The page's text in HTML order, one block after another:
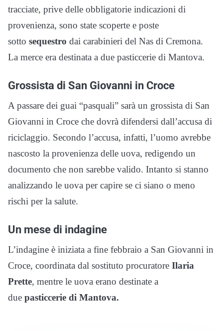
tracciate, prive delle obbligatorie indicazioni di
provenienza, sono state scoperte e poste
sotto sequestro dai carabinieri del Nas di Cremona.
La merce era destinata a due pasticcerie di Mantova.
Grossista di San Giovanni in Croce
A passare dei guai “pasquali” sarà un grossista di San
Giovanni in Croce che dovrà difendersi dall’accusa di
riciclaggio. Secondo l’accusa, infatti, l’uomo avrebbe
nascosto la provenienza delle uova, redigendo un
documento che non sarebbe valido. Intanto si stanno
analizzando le uova per capire se ci siano o meno
rischi per la salute.
Un mese di indagine
L’indagine è iniziata a fine febbraio a San Giovanni in
Croce, coordinata dal sostituto procuratore Ilaria
Prette, mentre le uova erano destinate a
due pasticcerie di Mantova.